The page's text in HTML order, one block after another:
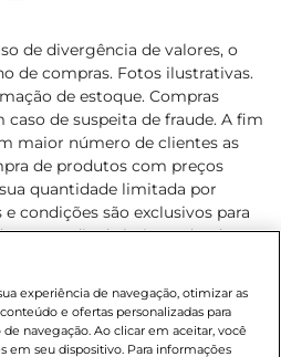
de divergência de valores, o
de compras. Fotos ilustrativas.
de estoque. Compras
caso de suspeita de fraude. A fim
maior número de clientes as
de produtos com preços
quantidade limitada por
condições são exclusivos para
o dia de hoje, podendo
notificação. Proibida a venda
II (Estatuto da Criança e do
exclusivos para o
sofrer alterações sem aviso
experiência de navegação, otimizar as
e ofertas personalizadas para
navegação. Ao clicar em aceitar, você
em seu dispositivo. Para informações